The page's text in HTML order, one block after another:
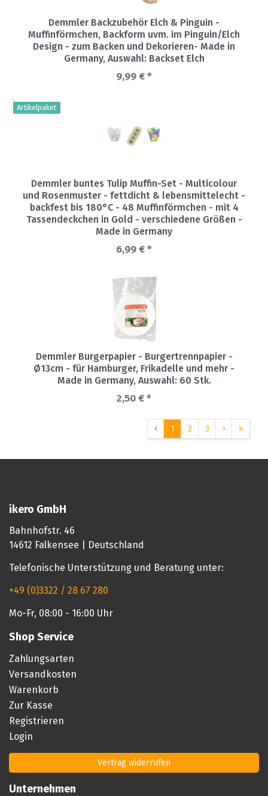
Demmler Backzubehör Elch & Pinguin -
Muffinförmchen, Backform uvm. im Pinguin/Elch
Design - zum Backen und Dekorieren- Made in
Germany, Auswahl: Backset Elch
9,99 € *
Artikelpaket
Demmler buntes Tulip Muffin-Set - Multicolour
und Rosenmuster - fettdicht & lebensmittelecht -
backfest bis 180°C - 48 Muffinförmchen - mit 4
Tassendeckchen in Gold - verschiedene Größen -
Made in Germany
6,99 € *
Demmler Burgerpapier - Burgertrennpapier -
Ø13cm - für Hamburger, Frikadelle und mehr -
Made in Germany, Auswahl: 60 Stk.
2,50 € *
1 2 3
ikero GmbH
Bahnhofstr. 46
14612 Falkensee | Deutschland
Telefonische Unterstützung und Beratung unter:
+49 (0)3322 / 28 67 280
Mo-Fr, 08:00 - 16:00 Uhr
Shop Service
Zahlungsarten
Versandkosten
Warenkorb
Zur Kasse
Registrieren
Login
Vertrag widerrufen
Unternehmen